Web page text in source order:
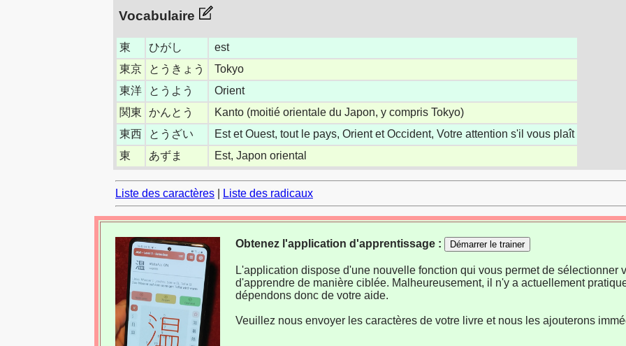
Vocabulaire
東 ひがし
est
東京
とうきょう
Tokyo
東洋
とうよう
Orient
関東
かんとう
Kanto (moitié orientale du Japon, y compris Tokyo)
東西
とうざい
Est et Ouest, tout le pays, Orient et Occident, Votre attention s'il vous plaît
東
あずま Est, Japon oriental
Liste des caractères Liste des radicaux
Obtenez l'application d'apprentissage : Démarrer le trainer
L'application dispose d'une nouvelle fonction qui vous permet de sélectionner
d'apprendre de manière ciblée. Malheureusement, il n'y a actuellement
dépendons donc de votre aide.
Veuillez nous envoyer les caractères de votre livre et nous les ajouterons